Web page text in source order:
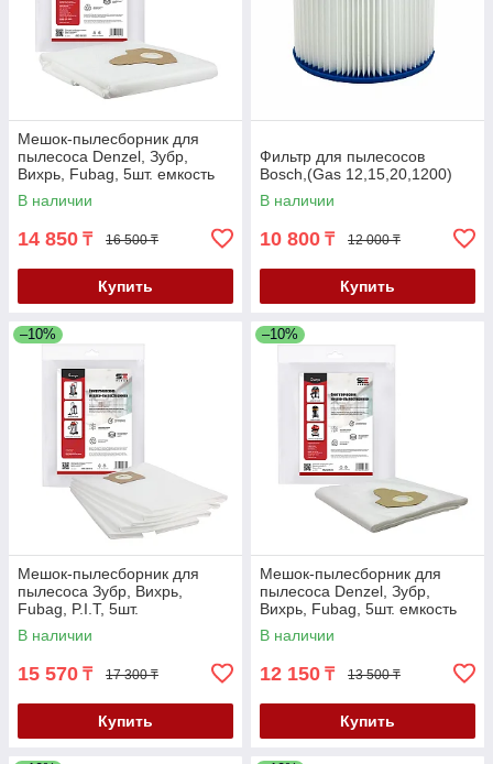
Мешок-пылесборник для
пылесоса Denzel, Зубр,
Вихрь, Fubag, 5шт. емкость
30л. (SBZ-3303/5)
В наличии
14 850 ₸ 16 500 ₸
Купить
Фильтр для пылесосов
Bosch,(Gas 12,15,20,1200)
В наличии
10 800 ₸ 12 000 ₸
Купить
–10%
Мешок-пылесборник для
пылесоса Зубр, Вихрь,
Fubag, P.I.T, 5шт.
емкость 60л. (SBZ-6603/5)
В наличии
15 570 ₸ 17 300 ₸
Купить
–10%
Мешок-пылесборник для
пылесоса Denzel, Зубр,
Вихрь, Fubag, 5шт. емкость
20л. (SBZ-2204/5)
В наличии
12 150 ₸ 13 500 ₸
Купить